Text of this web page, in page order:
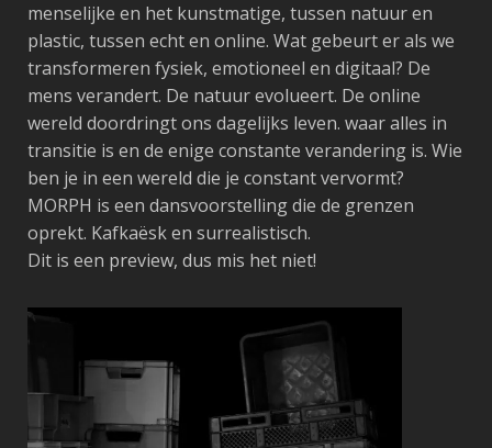
menselijke en het kunstmatige, tussen natuur en
plastic, tussen echt en online. Wat gebeurt er als we
transformeren fysiek, emotioneel en digitaal? De
mens verandert. De natuur evolueert. De online
wereld doordringt ons dagelijks leven. waar alles in
transitie is en de enige constante verandering is. Wie
ben je in een wereld die je constant vervormt?
MORPH is een dansvoorstelling die de grenzen
oprekt. Kafkaësk en surrealistisch.
Dit is een preview, dus mis het niet!